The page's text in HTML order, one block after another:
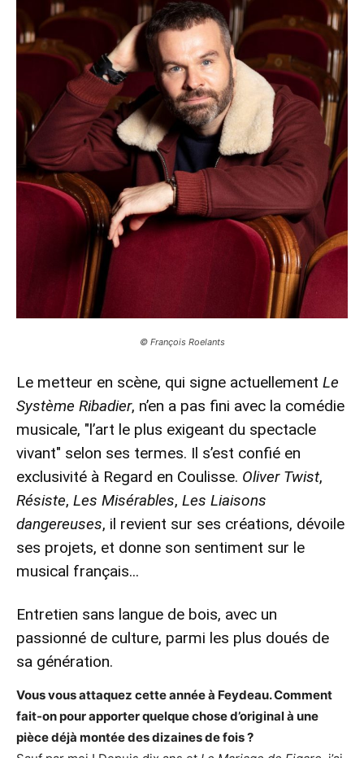
© François Roelants
Le metteur en scène, qui signe actuellement Le
Système Ribadier, n’en a pas fini avec la comédie
musicale, "l’art le plus exigeant du spectacle
vivant" selon ses termes. Il s’est confié en
exclusivité à Regard en Coulisse. Oliver Twist,
Résiste, Les Misérables, Les Liaisons
dangereuses, il revient sur ses créations, dévoile
ses projets, et donne son sentiment sur le
musical français...
Entretien sans langue de bois, avec un
passionné de culture, parmi les plus doués de
sa génération.
Vous vous attaquez cette année à Feydeau. Comment
fait-on pour apporter quelque chose d’original à une
pièce déjà montée des dizaines de fois ?